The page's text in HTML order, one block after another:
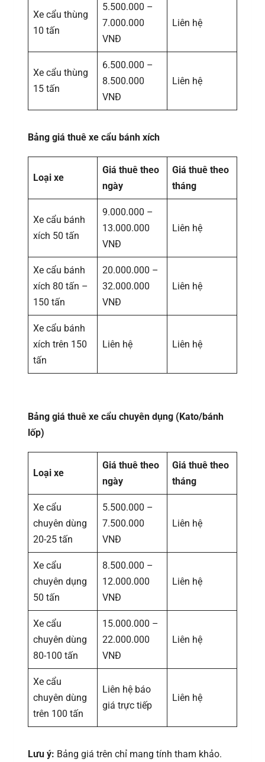
Xe cẩu thùng
10 tấn
5.500.000 –
7.000.000
VNĐ
Liên hệ
Xe cẩu thùng
15 tấn
6.500.000 –
8.500.000
VNĐ
Liên hệ
Bảng giá thuê xe cẩu bánh xích
Loại xe
Giá thuê theo
ngày
Giá thuê theo
tháng
Xe cẩu bánh
xích 50 tấn
9.000.000 –
13.000.000
VNĐ
Liên hệ
Xe cẩu bánh
xích 80 tấn –
150 tấn
20.000.000 –
32.000.000
VNĐ
Liên hệ
Xe cẩu bánh
xích trên 150
tấn
Liên hệ Liên hệ
Bảng giá thuê xe cẩu chuyên dụng (Kato/bánh
lốp)
Loại xe
Giá thuê theo
ngày
Giá thuê theo
tháng
Xe cẩu
chuyên dùng
20-25 tấn
5.500.000 –
7.500.000
VNĐ
Liên hệ
Xe cẩu
chuyên dụng
50 tấn
8.500.000 –
12.000.000
VNĐ
Liên hệ
Xe cẩu
chuyên dùng
80-100 tấn
15.000.000 –
22.000.000
VNĐ
Liên hệ
Xe cẩu
chuyên dùng
trên 100 tấn
Liên hệ báo
giá trực tiếp
Liên hệ
Lưu ý: Bảng giá trên chỉ mang tính tham khảo.